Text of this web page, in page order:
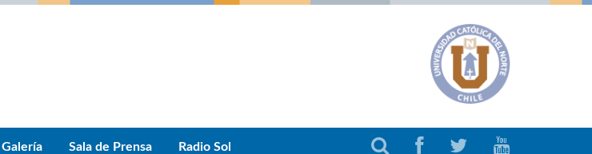
Galería Sala de Prensa Radio Sol